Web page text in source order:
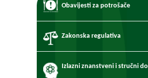
Obavijesti za potrošače
Zakonska regulativa
Izlazni znanstveni i stručni